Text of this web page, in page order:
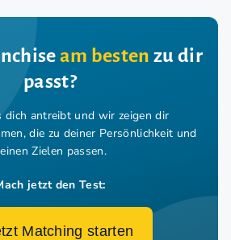
am besten zu dir
passt?
dich antreibt und wir zeigen dir
die zu deiner Persönlichkeit und
Zielen passen.
jetzt den Test:
Matching starten